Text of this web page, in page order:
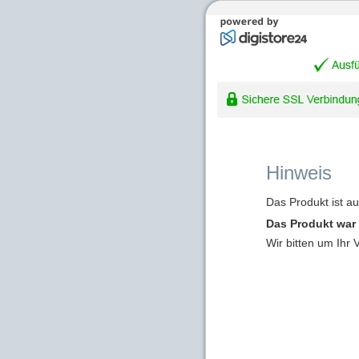
Hinweis
Das Produkt ist
Das Produkt
Wir bitten um Ihr